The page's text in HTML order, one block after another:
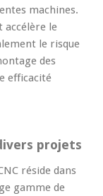
machines.
accélère le
le risque
des
efficacité
projets
réside dans
gamme de